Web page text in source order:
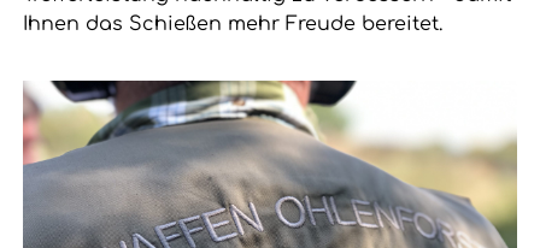
Ihnen das Schießen mehr Freude bereitet.